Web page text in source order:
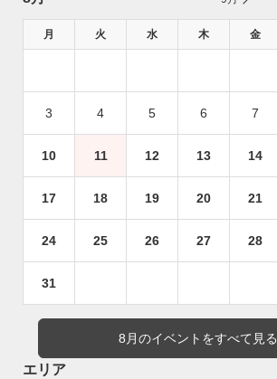
月 火 水 木 金
3 4 5 6 7
10 11 12 13 14
17 18 19 20 21
24 25 26 27 28
31
8月のイベントをすべて見る
エリア